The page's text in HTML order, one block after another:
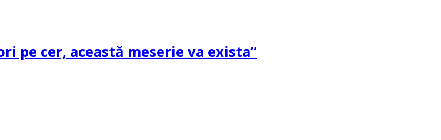
pe cer, această meserie va exista”